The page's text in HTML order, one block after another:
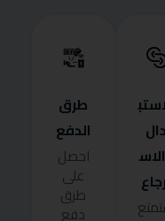
طرق
الدفع
احصل
على
طرق
دفع